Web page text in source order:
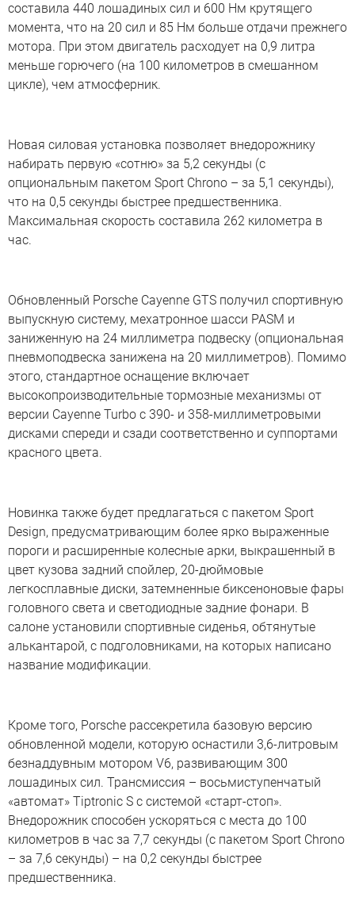
составила 440 лошадиных сил и 600 Нм крутящего
момента, что на 20 сил и 85 Нм больше отдачи прежнего
мотора. При этом двигатель расходует на 0,9 литра
меньше горючего (на 100 километров в смешанном
цикле), чем атмосферник.
Новая силовая установка позволяет внедорожнику
набирать первую «сотню» за 5,2 секунды (с
опциональным пакетом Sport Chrono – за 5,1 секунды),
что на 0,5 секунды быстрее предшественника.
Максимальная скорость составила 262 километра в
час.
Обновленный Porsche Cayenne GTS получил спортивную
выпускную систему, мехатронное шасси PASM и
заниженную на 24 миллиметра подвеску (опциональная
пневмоподвеска занижена на 20 миллиметров). Помимо
этого, стандартное оснащение включает
высокопроизводительные тормозные механизмы от
версии Cayenne Turbo с 390- и 358-миллиметровыми
дисками спереди и сзади соответственно и суппортами
красного цвета.
Новинка также будет предлагаться с пакетом Sport
Design, предусматривающим более ярко выраженные
пороги и расширенные колесные арки, выкрашенный в
цвет кузова задний спойлер, 20-дюймовые
легкосплавные диски, затемненные биксеноновые фары
головного света и светодиодные задние фонари. В
салоне установили спортивные сиденья, обтянутые
алькантарой, с подголовниками, на которых написано
название модификации.
Кроме того, Porsche рассекретила базовую версию
обновленной модели, которую оснастили 3,6-литровым
безнаддувным мотором V6, развивающим 300
лошадиных сил. Трансмиссия – восьмиступенчатый
«автомат» Tiptronic S с системой «старт-стоп».
Внедорожник способен ускоряться с места до 100
километров в час за 7,7 секунды (с пакетом Sport Chrono
– за 7,6 секунды) – на 0,2 секунды быстрее
предшественника.